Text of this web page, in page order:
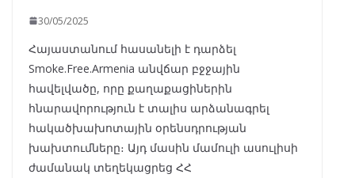
30/05/2025
Հայաստանում հասանելի է դարձել
Smoke.Free.Armenia անվճար բջջային
հավելվածը, որը քաղաքացիներին
հնարավորություն է տալիս արձանագրել
հակածխախոտային օրենսդրության
խախտումները։ Այդ մասին մամուլի ասուլիսի
ժամանակ տեղեկացրեց ՀՀ